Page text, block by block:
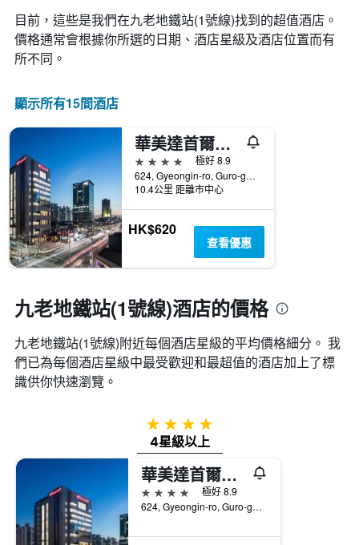
目前，這些是我們在九老地鐵站(1號線)找到的超值酒店。
價格通常會根據你所選的日期、酒店星級及酒店位置而有
所不同。
顯示所有15間酒店
華美達首爾辛多林酒店
4星級
極好 8.9
624, Gyeongin-ro, Guro-gu, 首爾, 韓國
10.4公里 距離市中心
HK$620
查看優惠
九老地鐵站(1號線)酒店的價格
九老地鐵站(1號線)附近每個酒店星級的平均價格細分。 我
們已為每個酒店星級中最受歡迎和最超值的酒店加上了標
識供你快速瀏覽。
4星級
4星級以上
華美達首爾辛多林酒店
4星級
極好 8.9
624, Gyeongin-ro, Guro-gu, 首爾, 韓國